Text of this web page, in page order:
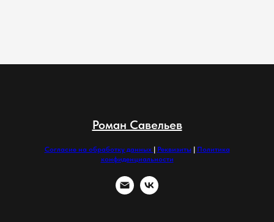
Роман Савельев
Согласие на обработку данных | Реквизиты| Политика
конфиденциальности